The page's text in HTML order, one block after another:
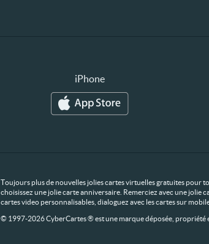
iPhone
Toujours plus de nouvelles jolies cartes virtuelles gratuites pour
choisissez une jolie carte anniversaire. Remerciez avec une jolie
cartes video personnalisables, dialoguez avec les cartes sur
© 1997-2026 CyberCartes ® est une marque déposée,